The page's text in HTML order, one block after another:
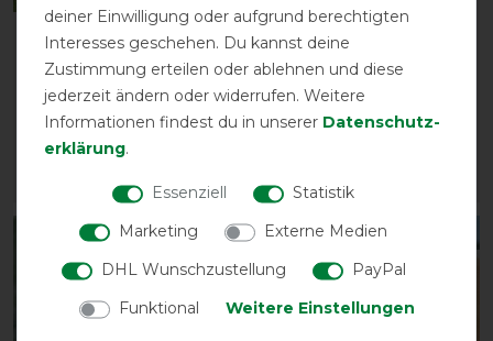
Busse
Führanlagendecke FLY
COMFORT - silber (navy)
vorher 34,00 €
29,55 € *
ARTIKEL MERKEN
Busse Hinterhandriemen
Tube - schwarz
vorher 4,90 €
4,25 € *
ARTIKEL MERKEN
-13%
deiner Einwilligung oder aufgrund berechtigten
Interesses geschehen. Du kannst deine
Zustimmung erteilen oder ablehnen und diese
jederzeit ändern oder widerrufen. Weitere
Informationen findest du in unserer Daten­schutz­
erklärung.
Essenziell
Statistik
Marketing
Externe Medien
DHL Wunschzustellung
PayPal
Funktional
Weitere Einstellungen